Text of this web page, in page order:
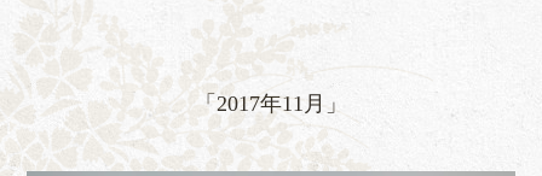
「2017年11月」